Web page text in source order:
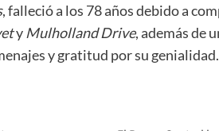
, falleció a los 78 años debido a
y Mulholland Drive, además de
y gratitud por su genialidad.